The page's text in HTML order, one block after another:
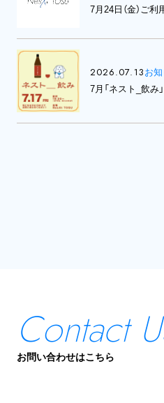
7月24日（金）ご
2026.07.13 お
7月「ネスト_飲み」
Contact
お問い合わせはこちら